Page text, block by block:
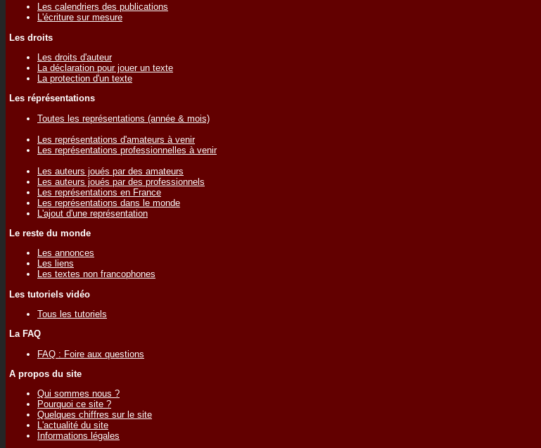
Les calendriers des publications
L'écriture sur mesure
Les droits
Les droits d'auteur
La déclaration pour jouer un texte
La protection d'un texte
Les réprésentations
Toutes les représentations (année & mois)
Les représentations d'amateurs à venir
Les représentations professionnelles à venir
Les auteurs joués par des amateurs
Les auteurs joués par des professionnels
Les représentations en France
Les représentations dans le monde
L'ajout d'une représentation
Le reste du monde
Les annonces
Les liens
Les textes non francophones
Les tutoriels vidéo
Tous les tutoriels
La FAQ
FAQ : Foire aux questions
A propos du site
Qui sommes nous ?
Pourquoi ce site ?
Quelques chiffres sur le site
L'actualité du site
Informations légales